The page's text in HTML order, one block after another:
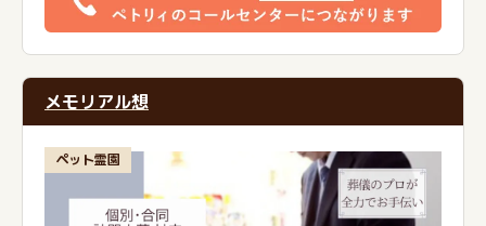
メモリアル想
ペット霊園